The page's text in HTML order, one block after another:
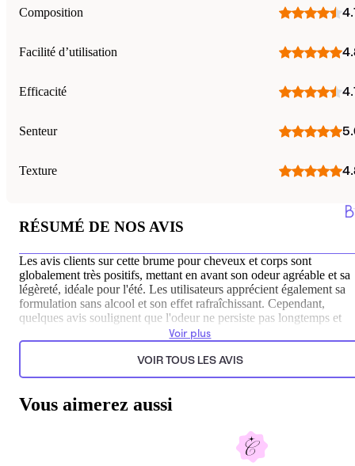
Composition
Facilité d’utilisation
Efficacité
Senteur
Texture
RÉSUMÉ DE NOS AVIS
Les avis clients sur cette brume pour cheveux et corps sont
globalement très positifs, mettant en avant son odeur agréable et sa
légèreté, idéale pour l'été. Les utilisateurs apprécient également sa
formulation sans alcool et son effet rafraîchissant. Cependant,
quelques avis soulignent que l'odeur ne persiste pas longtemps et
qu'il peut y avoir des problèmes de distribution du produit lors de
l'application, selon leur expérience personnelle.
Voir plus
VOIR TOUS LES AVIS
Vous aimerez aussi